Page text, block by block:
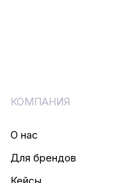
КОМПАНИЯ
О нас
Для брендов